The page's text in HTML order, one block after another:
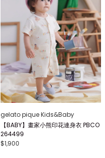
gelato pique Kids&Baby
【BABY】畫家小熊印花連身衣 PBCO
264499
$1,900